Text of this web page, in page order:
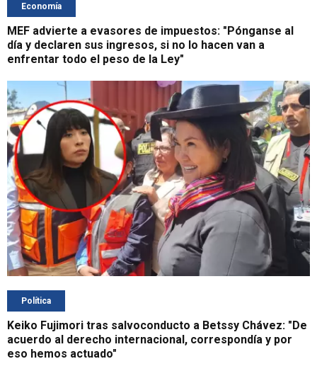
Economía
MEF advierte a evasores de impuestos: "Pónganse al
día y declaren sus ingresos, si no lo hacen van a
enfrentar todo el peso de la Ley"
Política
Keiko Fujimori tras salvoconducto a Betssy Chávez: "De
acuerdo al derecho internacional, correspondía y por
eso hemos actuado"